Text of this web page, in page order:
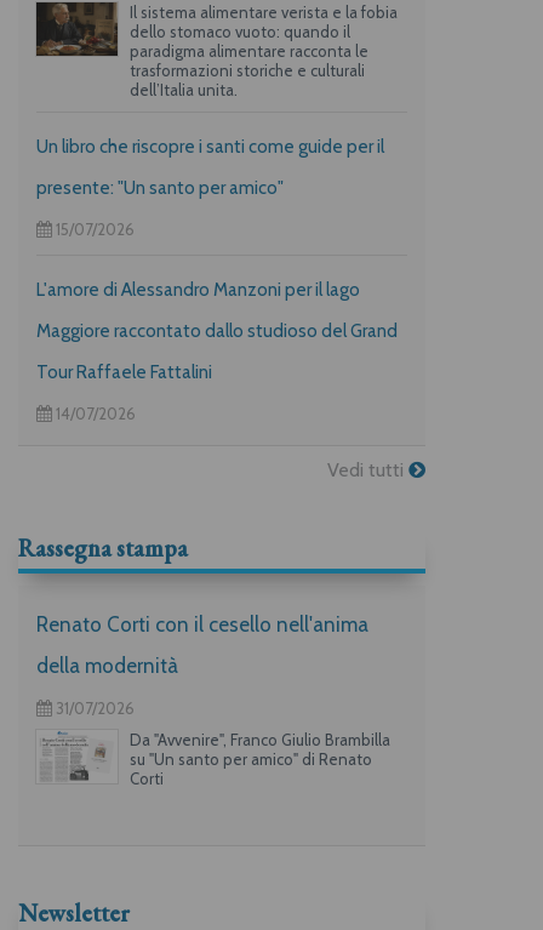
Il sistema alimentare verista e la fobia
dello stomaco vuoto: quando il
paradigma alimentare racconta le
trasformazioni storiche e culturali
dell’Italia unita.
Un libro che riscopre i santi come guide per il
presente: "Un santo per amico"
15/07/2026
L'amore di Alessandro Manzoni per il lago
Maggiore raccontato dallo studioso del Grand
Tour Raffaele Fattalini
14/07/2026
Vedi tutti
Rassegna stampa
Renato Corti con il cesello nell'anima
della modernità
31/07/2026
Da "Avvenire", Franco Giulio Brambilla
su "Un santo per amico" di Renato
Corti
Newsletter